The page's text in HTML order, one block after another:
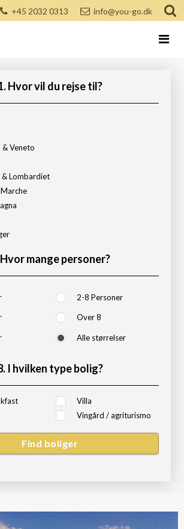
+45 2032 0313 info@you-go.dk
Hvor vil du rejse til?
& Veneto
& Lombardiet
mange personer?
2-8 Personer
Over 8
Alle størrelser
I hvilken type bolig?
Villa
Vingård / agriturismo
Find boliger